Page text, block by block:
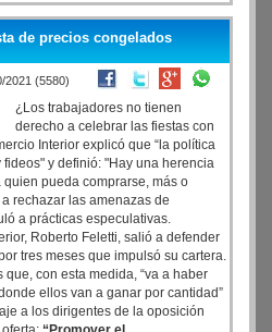
niñes Bachillerato Marielle Franco
de precios congelados
2021 (5580)
¿Los trabajadores no tienen
derecho a celebrar las fiestas con
Interior explicó que “la política
y definió: "Hay una herencia
pueda comprarse, más o
rechazar las amenazas de
a prácticas especulativas.
Roberto Feletti, salió a defender
tres meses que impulsó su cartera.
con esta medida, “va a haber
ellos van a ganar por cantidad”
a los dirigentes de la oposición